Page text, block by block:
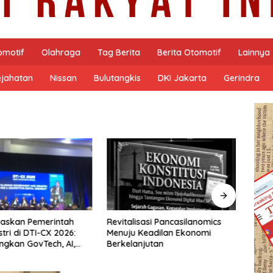
Olahraga Tag Berita Berita Otomotif Lainnya
Nissan Bulutangkis DKI Jakarta Gerindra
Pancasilanomics
Ekonomi
Arsitektur Perekonomian Abad
ke-21, Maklumat Merdeka
Barat, dan Jalan Panjang